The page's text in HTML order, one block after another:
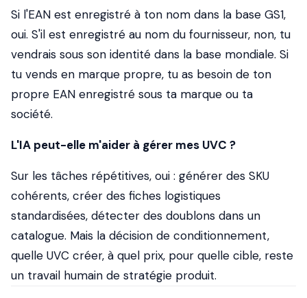
Si l'EAN est enregistré à ton nom dans la base GS1,
oui. S'il est enregistré au nom du fournisseur, non, tu
vendrais sous son identité dans la base mondiale. Si
tu vends en marque propre, tu as besoin de ton
propre EAN enregistré sous ta marque ou ta
société.
L'IA peut-elle m'aider à gérer mes UVC ?
Sur les tâches répétitives, oui : générer des SKU
cohérents, créer des fiches logistiques
standardisées, détecter des doublons dans un
catalogue. Mais la décision de conditionnement,
quelle UVC créer, à quel prix, pour quelle cible, reste
un travail humain de stratégie produit.